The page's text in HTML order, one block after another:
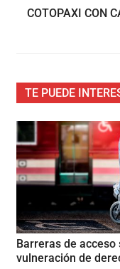
COTOPAXI CON
TE PUEDE
Barreras de acceso
vulneración de